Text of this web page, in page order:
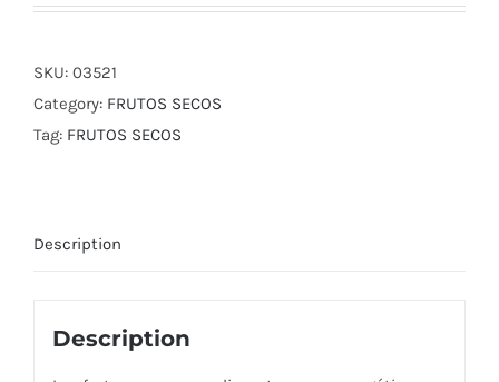
SKU: 03521
Category: FRUTOS SECOS
Tag: FRUTOS SECOS
Description
Description